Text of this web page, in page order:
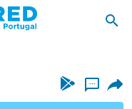
...